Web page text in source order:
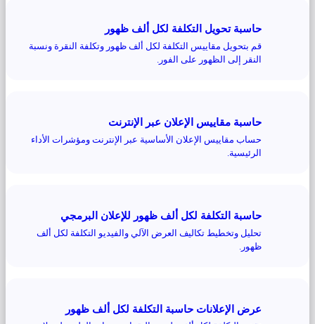
حاسبة تحويل التكلفة لكل ألف ظهور
قم بتحويل مقاييس التكلفة لكل ألف ظهور وتكلفة النقرة ونسبة
النقر إلى الظهور على الفور.
حاسبة مقاييس الإعلان عبر الإنترنت
حساب مقاييس الإعلان الأساسية عبر الإنترنت ومؤشرات الأداء
الرئيسية.
حاسبة التكلفة لكل ألف ظهور للإعلان البرمجي
تحليل وتخطيط تكاليف العرض الآلي والفيديو التكلفة لكل ألف
ظهور.
عرض الإعلانات حاسبة التكلفة لكل ألف ظهور